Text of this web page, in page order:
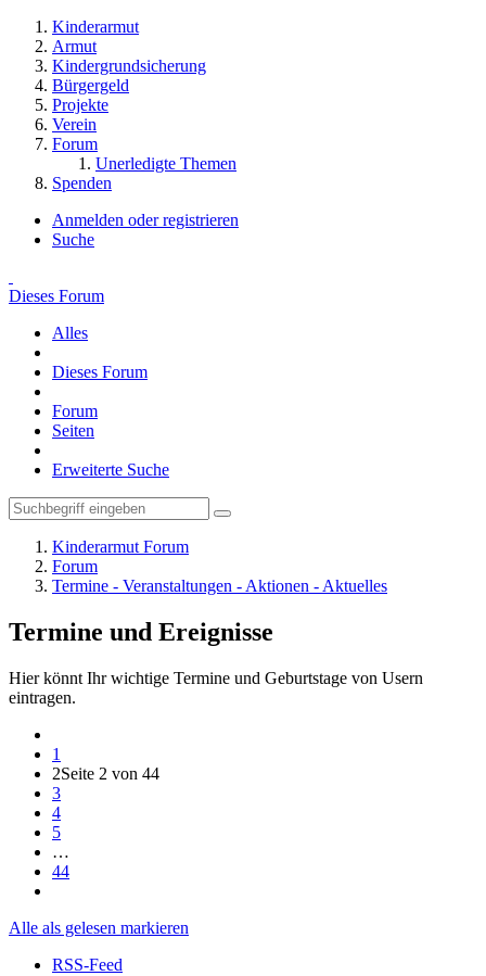
Kinderarmut
Armut
Kindergrundsicherung
Bürgergeld
Projekte
Verein
Forum
Unerledigte Themen
Spenden
Anmelden oder registrieren
Suche
Dieses Forum
Alles
Dieses Forum
Forum
Seiten
Erweiterte Suche
Kinderarmut Forum
Forum
Termine - Veranstaltungen - Aktionen - Aktuelles
Termine und Ereignisse
Hier könnt Ihr wichtige Termine und Geburtstage von Usern
eintragen.
1
2Seite 2 von 44
3
4
5
…
44
Alle als gelesen markieren
RSS-Feed